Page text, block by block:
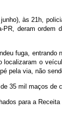
às 21h,
PR, deram ordem
fuga, entrando
localizaram o
pela via, não
35 mil maços de
para a